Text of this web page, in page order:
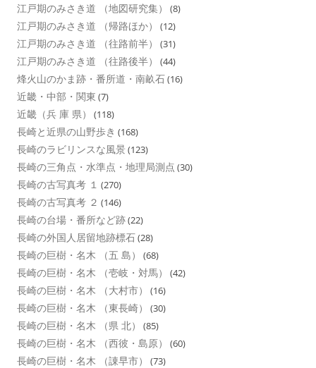
江戸期のみさき道 （地図研究集） (8)
江戸期のみさき道 （帰路ほか） (12)
江戸期のみさき道 （往路前半） (31)
江戸期のみさき道 （往路後半） (44)
烽火山のかま跡・番所道・南畝石(16)
近畿・中部・関東 (7)
近畿（兵 庫 県） (118)
長崎と近県の山野歩き (168)
長崎のラビリンスな風景 (123)
長崎の三角点・水準点・地理局測点 (30)
長崎の古写真考 １ (270)
長崎の古写真考 ２ (146)
長崎の台場・番所など跡(22)
長崎の外国人居留地跡標石(28)
長崎の巨樹・名木 （五 島） (68)
長崎の巨樹・名木 （壱岐・対馬） (42)
長崎の巨樹・名木 （大村市） (16)
長崎の巨樹・名木 （東長崎） (30)
長崎の巨樹・名木 （県 北） (85)
長崎の巨樹・名木 （西彼・島原） (60)
長崎の巨樹・名木 （諌早市） (73)